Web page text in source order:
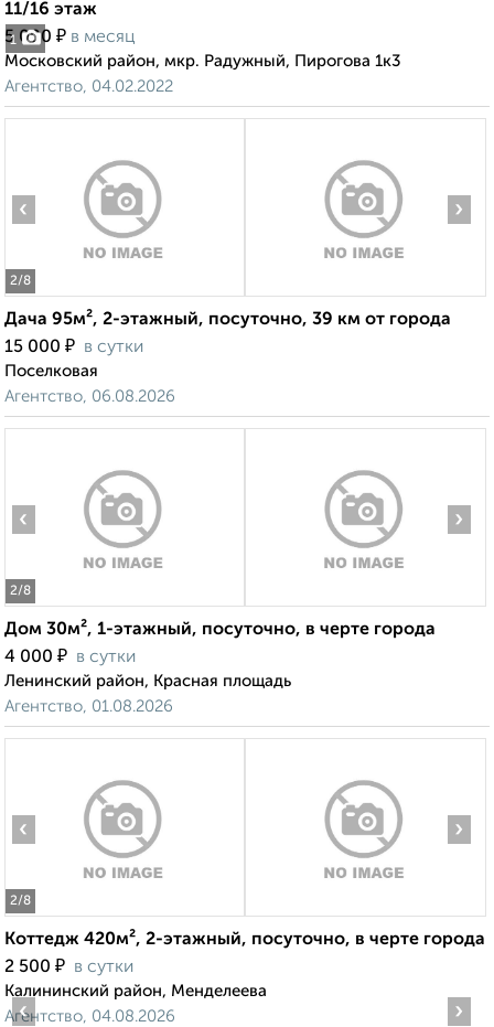
1
11/16 этаж
5 000 ₽ в месяц
Московский район, мкр. Радужный, Пирогова 1к3
Агентство, 04.02.2022
2/8
‹ ›
Дача 95м², 2-этажный, посуточно, 39 км от города
15 000 ₽ в сутки
Поселковая
Агентство, 06.08.2026
2/8
‹ ›
Дом 30м², 1-этажный, посуточно, в черте города
4 000 ₽ в сутки
Ленинский район, Красная площадь
Агентство, 01.08.2026
2/8
‹ ›
Коттедж 420м², 2-этажный, посуточно, в черте города
2 500 ₽ в сутки
Калининский район, Менделеева
Агентство, 04.08.2026
‹ ›